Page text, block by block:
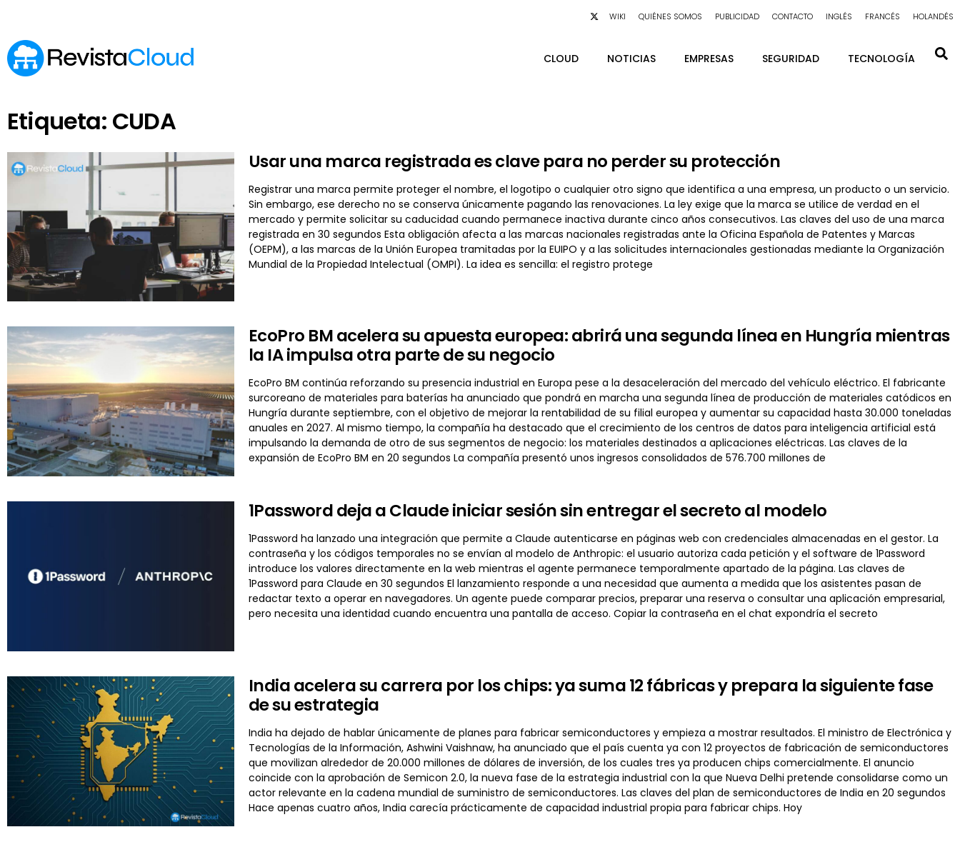
WIKI QUIÉNES SOMOS PUBLICIDAD CONTACTO INGLÉS FRANCÉS HOLANDÉS
CLOUD NOTICIAS EMPRESAS SEGURIDAD TECNOLOGÍA
Etiqueta: CUDA
Usar una marca registrada es clave para no perder su protección
Registrar una marca permite proteger el nombre, el logotipo o cualquier otro signo que identifica a una empresa, un producto o un servicio.
Sin embargo, ese derecho no se conserva únicamente pagando las renovaciones. La ley exige que la marca se utilice de verdad en el
mercado y permite solicitar su caducidad cuando permanece inactiva durante cinco años consecutivos. Las claves del uso de una marca
registrada en 30 segundos Esta obligación afecta a las marcas nacionales registradas ante la Oficina Española de Patentes y Marcas
(OEPM), a las marcas de la Unión Europea tramitadas por la EUIPO y a las solicitudes internacionales gestionadas mediante la Organización
Mundial de la Propiedad Intelectual (OMPI). La idea es sencilla: el registro protege
EcoPro BM acelera su apuesta europea: abrirá una segunda línea en Hungría mientras
la IA impulsa otra parte de su negocio
EcoPro BM continúa reforzando su presencia industrial en Europa pese a la desaceleración del mercado del vehículo eléctrico. El fabricante
surcoreano de materiales para baterías ha anunciado que pondrá en marcha una segunda línea de producción de materiales catódicos en
Hungría durante septiembre, con el objetivo de mejorar la rentabilidad de su filial europea y aumentar su capacidad hasta 30.000 toneladas
anuales en 2027. Al mismo tiempo, la compañía ha destacado que el crecimiento de los centros de datos para inteligencia artificial está
impulsando la demanda de otro de sus segmentos de negocio: los materiales destinados a aplicaciones eléctricas. Las claves de la
expansión de EcoPro BM en 20 segundos La compañía presentó unos ingresos consolidados de 576.700 millones de
1Password deja a Claude iniciar sesión sin entregar el secreto al modelo
1Password ha lanzado una integración que permite a Claude autenticarse en páginas web con credenciales almacenadas en el gestor. La
contraseña y los códigos temporales no se envían al modelo de Anthropic: el usuario autoriza cada petición y el software de 1Password
introduce los valores directamente en la web mientras el agente permanece temporalmente apartado de la página. Las claves de
1Password para Claude en 30 segundos El lanzamiento responde a una necesidad que aumenta a medida que los asistentes pasan de
redactar texto a operar en navegadores. Un agente puede comparar precios, preparar una reserva o consultar una aplicación empresarial,
pero necesita una identidad cuando encuentra una pantalla de acceso. Copiar la contraseña en el chat expondría el secreto
India acelera su carrera por los chips: ya suma 12 fábricas y prepara la siguiente fase
de su estrategia
India ha dejado de hablar únicamente de planes para fabricar semiconductores y empieza a mostrar resultados. El ministro de Electrónica y
Tecnologías de la Información, Ashwini Vaishnaw, ha anunciado que el país cuenta ya con 12 proyectos de fabricación de semiconductores
que movilizan alrededor de 20.000 millones de dólares de inversión, de los cuales tres ya producen chips comercialmente. El anuncio
coincide con la aprobación de Semicon 2.0, la nueva fase de la estrategia industrial con la que Nueva Delhi pretende consolidarse como un
actor relevante en la cadena mundial de suministro de semiconductores. Las claves del plan de semiconductores de India en 20 segundos
Hace apenas cuatro años, India carecía prácticamente de capacidad industrial propia para fabricar chips. Hoy